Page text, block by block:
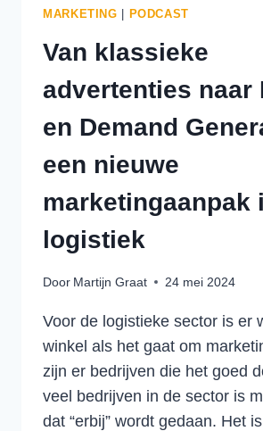
MARKETING PODCAST
Van klassieke
advertenties naar
en Demand
een nieuwe
marketingaanpak
logistiek
Door Martijn Graat 24 mei 2024
Voor de logistieke sector is er
winkel als het gaat om
zijn er bedrijven die het goed
veel bedrijven in de sector is
dat “erbij” wordt gedaan. Het